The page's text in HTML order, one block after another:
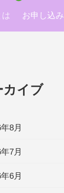
お申し込み
カイブ
8月
7月
6月